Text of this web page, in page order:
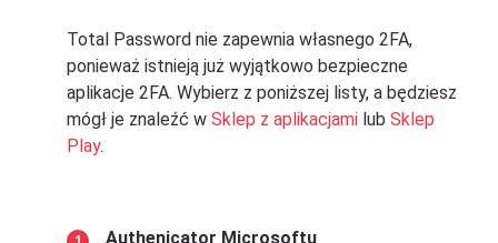
Total Password nie zapewnia własnego 2FA,
ponieważ istnieją już wyjątkowo bezpieczne
aplikacje 2FA. Wybierz z poniższej listy, a będziesz
mógł je znaleźć w Sklep z aplikacjami lub Sklep
Play.
Authenicator Microsoftu